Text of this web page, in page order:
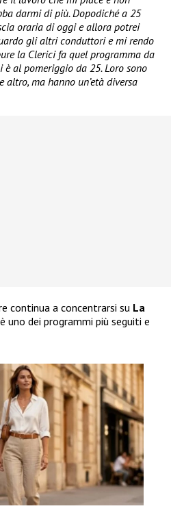
darmi di più. Dopodiché a 25
oraria di oggi e allora potrei
gli altri conduttori e mi rendo
la Clerici fa quel programma da
al pomeriggio da 25. Loro sono
ma hanno un’età diversa
continua a concentrarsi su La
uno dei programmi più seguiti e